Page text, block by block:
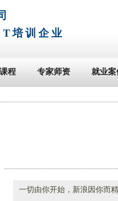
培训企业
程 专家师资 就业案
一切由你开始，新浪因你而